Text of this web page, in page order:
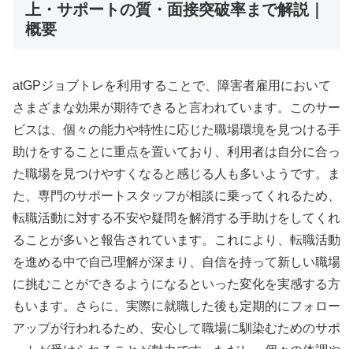
上・サポートの質・面接突破率まで解説｜
概要
atGPジョブトレを利用することで、障害者雇用において
さまざまな効果が期待できると言われています。このサー
ビスは、個々の能力や特性に応じた職場環境を見つける手
助けをすることに重点を置いており、利用者は自分に合っ
た職場を見つけやすくなると感じる人も多いようです。ま
た、専門のサポートスタッフが相談に乗ってくれるため、
転職活動に対する不安や疑問を解消する手助けをしてくれ
ることが多いと報告されています。これにより、転職活動
を進める中で自己理解が深まり、自信を持って新しい職場
に挑むことができるようになるといった変化を実感する方
もいます。さらに、実際に就職した後も定期的にフォロー
アップが行われるため、安心して職場に馴染むためのサポ